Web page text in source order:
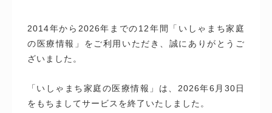
2014年から2026年までの12年間「いしゃまち家庭
の医療情報」をご利用いただき、誠にありがとうご
ざいました。
「いしゃまち家庭の医療情報」は、2026年6月30日
をもちましてサービスを終了いたしました。